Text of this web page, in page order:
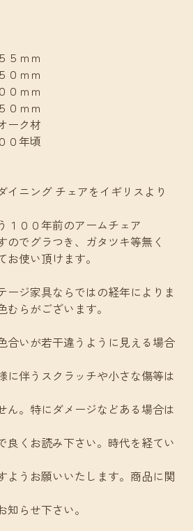
ｍ
ｍ
ｍ
ｍｍ
材
年頃
イニング チェアをイギリスより
１００年前のアームチェア
のでグラつき、ガタツキ等無く
使い頂けます。
ージ家具ならではの経年によりま
らがございます。
合いが若干違うように見える場合
に伴うスクラッチや小さな傷等は
ん。特にダメージなどある場合は
良くお読み下さい。時代を経てい
ようお願いいたします。商品に関
知らせ下さい。